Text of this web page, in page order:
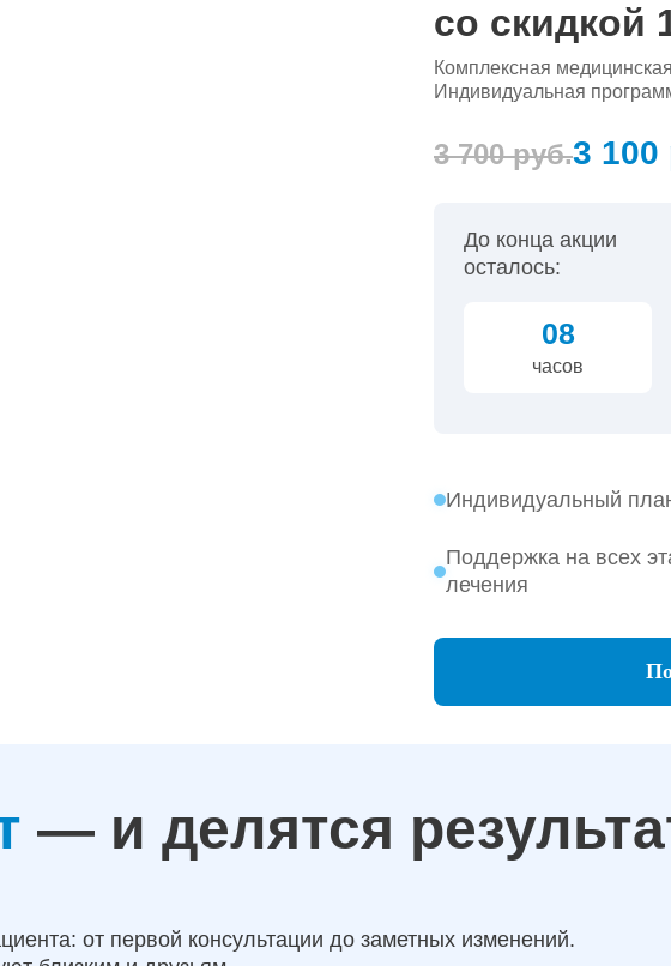
со скидкой
Комплексная
Индивидуальная
3 700 руб.3 100
До конца акции
осталось:
08
часов
Индивидуальный
Поддержка на всех
лечения
— и делятся
от первой консультации до заметных изменений.